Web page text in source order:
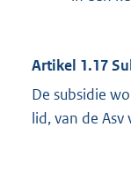
Artikel 1.17
De subsidie
lid, van de Asv